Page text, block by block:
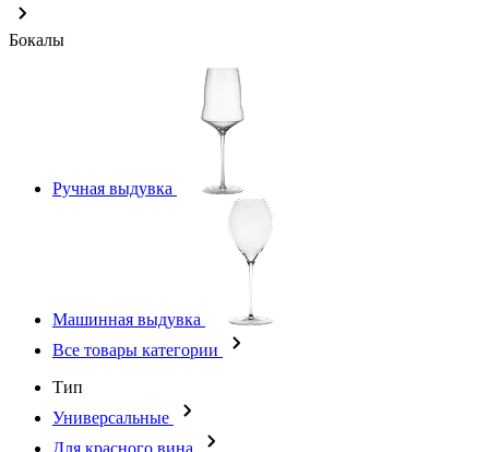
Бокалы
Ручная выдувка
Машинная выдувка
Все товары категории
Тип
Универсальные
Для красного вина